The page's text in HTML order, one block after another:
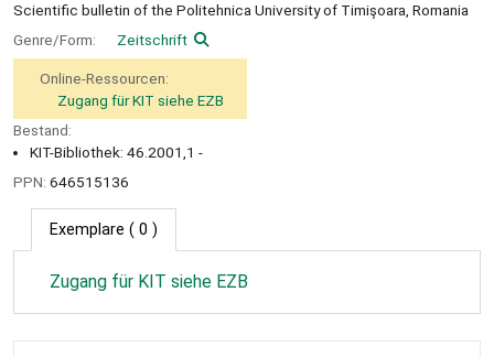
Scientific bulletin of the Politehnica University of Timişoara, Romania
Genre/Form:
Zeitschrift
Online-Ressourcen:
Zugang für KIT siehe EZB
Bestand:
KIT-Bibliothek: 46.2001,1 -
PPN: 646515136
Exemplare ( 0 )
Zugang für KIT siehe EZB